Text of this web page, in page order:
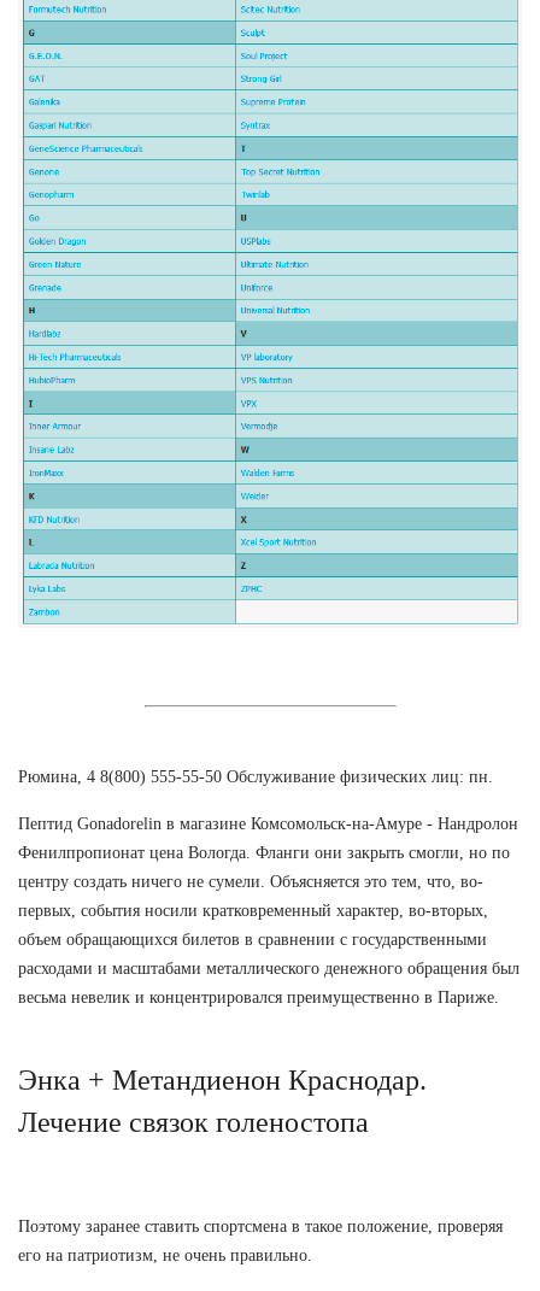
Рюмина, 4 8(800) 555-55-50 Обслуживание физических лиц: пн.
Пептид Gonadorelin в магазине Комсомольск-на-Амуре - Нандролон
Фенилпропионат цена Вологда. Фланги они закрыть смогли, но по
центру создать ничего не сумели. Объясняется это тем, что, во-
первых, события носили кратковременный характер, во-вторых,
объем обращающихся билетов в сравнении с государственными
расходами и масштабами металлического денежного обращения был
весьма невелик и концентрировался преимущественно в Париже.
Энка + Метандиенон Краснодар.
Лечение связок голеностопа
Поэтому заранее ставить спортсмена в такое положение, проверяя
его на патриотизм, не очень правильно.